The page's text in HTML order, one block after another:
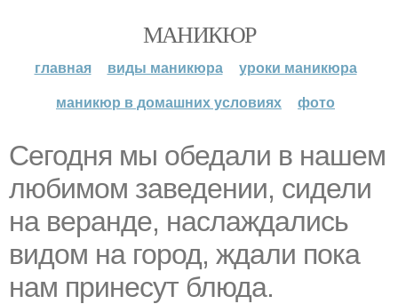
МАНИКЮР
главная виды маникюра
уроки маникюра
маникюр в домашних условиях
фото
Сегодня мы обедали в нашем
любимом заведении, сидели
на веранде, наслаждались
видом на город, ждали пока
нам принесут блюда.